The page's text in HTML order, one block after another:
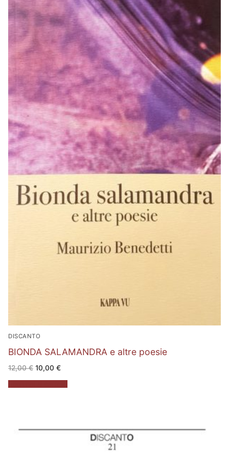
DISCANTO
BIONDA SALAMANDRA e altre poesie
12,00€ Il
prezzo
originale
era:
10,00 €Il
attuale
è: